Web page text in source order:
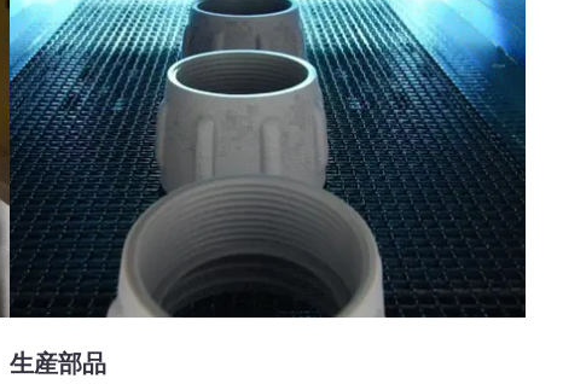
生産部品